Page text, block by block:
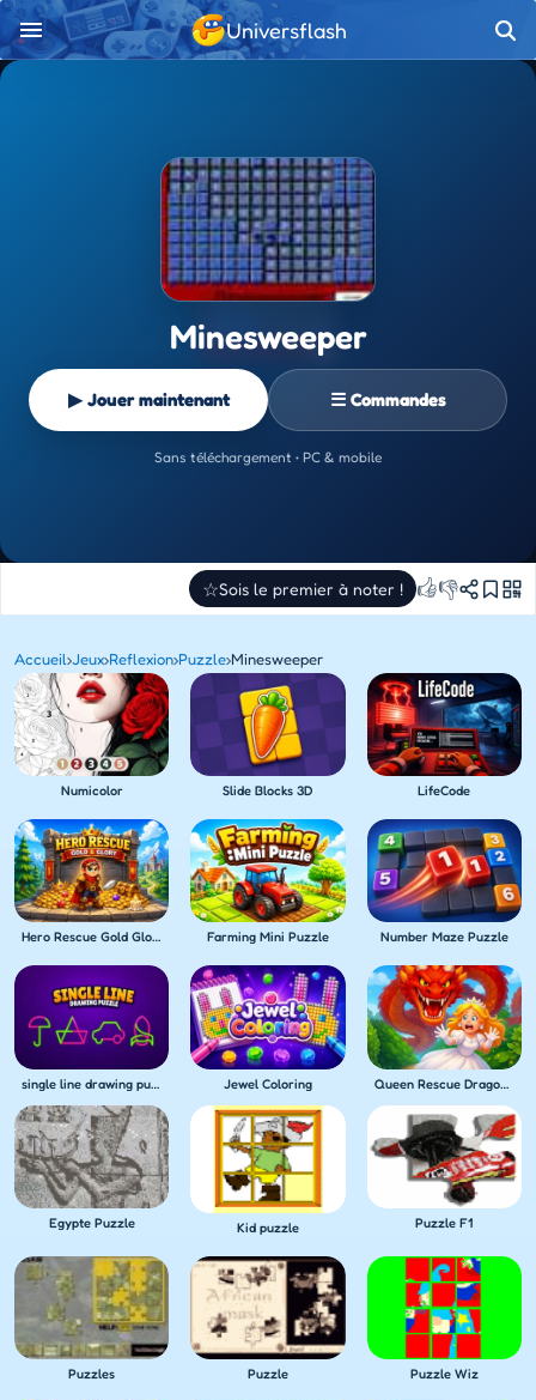
Universflash
Minesweeper
▶ Jouer maintenant ☰ Commandes
Sans téléchargement • PC & mobile
☆Sois le premier à noter ! 👍👎
Accueil›Jeux›Reflexion›Puzzle›Minesweeper
Numicolor Slide Blocks 3D LifeCode
Hero Rescue Gold Glory Farming Mini Puzzle Number Maze Puzzle
single line drawing puzzle Jewel Coloring Queen Rescue Dragon puzzle
Egypte Puzzle Kid puzzle Puzzle F1
Puzzles Puzzle Puzzle Wiz